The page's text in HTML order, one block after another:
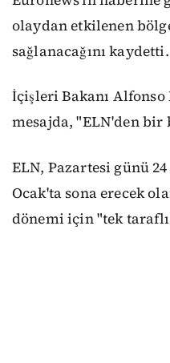
olaydan etkilenen
sağlanacağını kaydetti.
İçişleri Bakanı Alfonso
mesajda, "ELN'den bir
ELN, Pazartesi günü
Ocak'ta sona erecek
dönemi için "tek